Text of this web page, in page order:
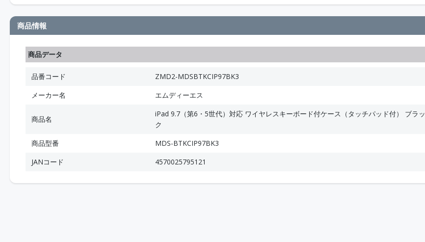
商品情報
商品データ
品番コード
ZMD2-MDSBTKCIP97BK3
メーカー名
エムディーエス
商品名
iPad 9.7（第6・5世代）対応 ワイヤレスキーボード付ケース（タッチパッド付） ブラッ
ク
商品型番
MDS-BTKCIP97BK3
JANコード
4570025795121